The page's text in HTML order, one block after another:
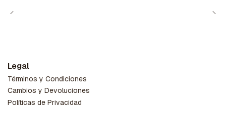
Legal
Términos y Condiciones
Cambios y Devoluciones
Políticas de Privacidad